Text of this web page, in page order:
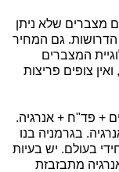
מצברים שלא ניתן
הדרושות. גם המחיר
המצברים
צופים פריצות
+ פד"ח + אנרגיה.
בגרמניה בנו
בעולם. יש בעיות
מתבזבזת